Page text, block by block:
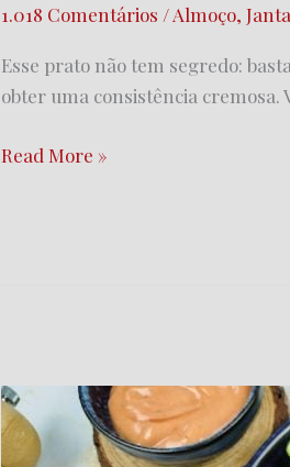
1.018 Comentários /Almoço,
Esse prato não tem segredo:
obter uma consistência cremosa.
Read More »
Drumet
na
air